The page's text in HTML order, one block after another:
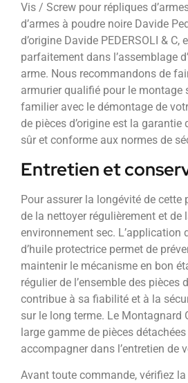
Vis / Screw pour répliques
d’armes à poudre noire Davide
d’origine Davide PEDERSOLI & C,
parfaitement dans l’assemblage
arme. Nous recommandons de
armurier qualifié pour le montage
familier avec le démontage de
de pièces d’origine est la garantie
sûr et conforme aux normes de
Entretien et
Pour assurer la longévité de cette
de la nettoyer régulièrement et de
environnement sec. L’application
d’huile protectrice permet de
maintenir le mécanisme en bon
régulier de l’ensemble des pièces
contribue à sa fiabilité et à la
sur le long terme. Le Montagnard
large gamme de pièces
accompagner dans l’entretien de
Avant toute commande, vérifiez